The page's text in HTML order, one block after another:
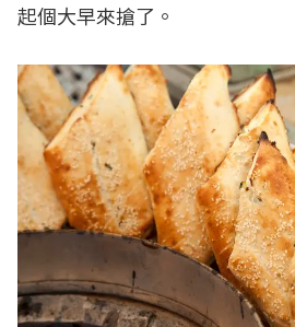
起個大早來搶了。